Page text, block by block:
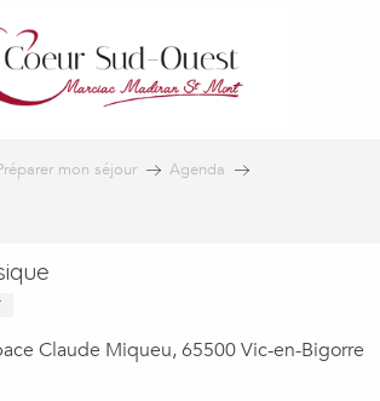
mon séjour
Agenda
Claude Miqueu, 65500 Vic-en-Bigorre